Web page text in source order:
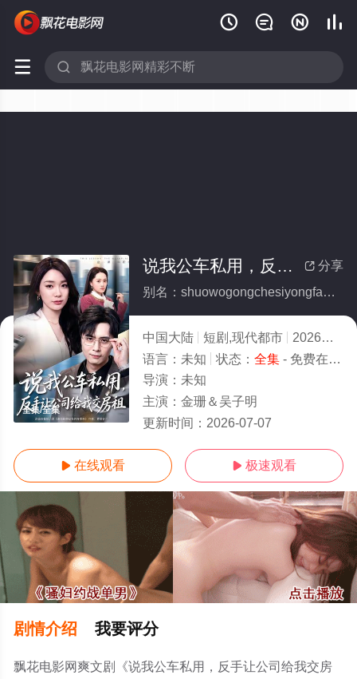
   
 
全集/全集
 分享
说我公车私用，反手让公司给我交房租(全集)
别名：shuowogongchesiyongfanshouranggongsigeiwojiaofangzu
中国大陆 短剧,现代都市 2026
8.0
语言： 未知 状态： 全集- 免费在线观看
导演： 未知
主演： 金珊＆吴子明
更新时间： 2026-07-07
 在线观看  极速观看
剧情介绍 我要评分
飘花电影网爽文剧《说我公车私用，反手让公司给我交房